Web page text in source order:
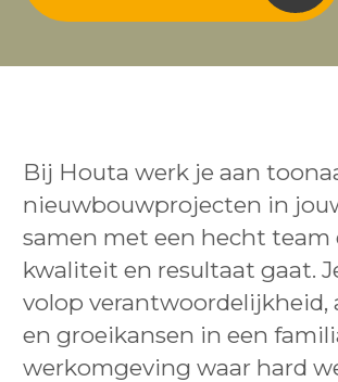
Bij Houta werk je aan
nieuwbouwprojecten in
samen met een hecht team
kwaliteit en resultaat gaat.
volop verantwoordelijkheid,
en groeikansen in een
werkomgeving waar hard